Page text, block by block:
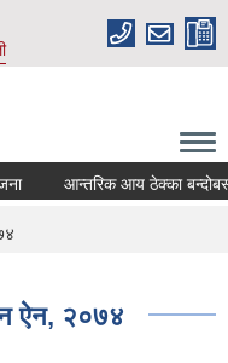
आन्तरिक आय ठेक्का
ऐन, २०७४